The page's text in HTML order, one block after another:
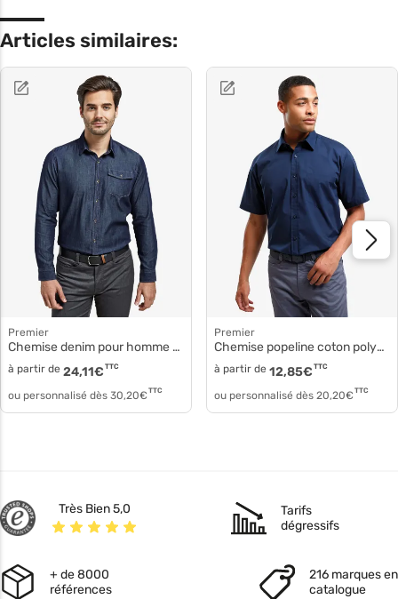
Articles similaires:
Premier
Chemise denim pour homme pr222
à partir de 24,11€ TTC
ou personnalisé dès 30,20€ TTC
Premier
Chemise popeline coton polyester pr202
à partir de 12,85€ TTC
ou personnalisé dès 20,20€ TTC
Très Bien 5,0
Tarifs
dégressifs
+ de 8000
références
216 marques en
catalogue